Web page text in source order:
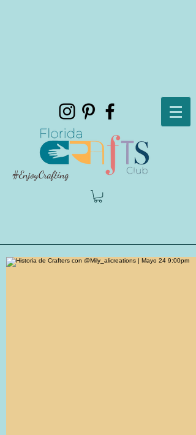
#EnjoyCrafting